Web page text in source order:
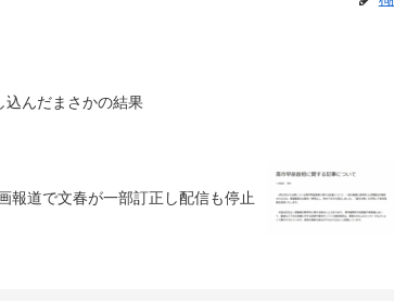
込んだまさかの結果
報道で文春が一部訂正し配信も停止